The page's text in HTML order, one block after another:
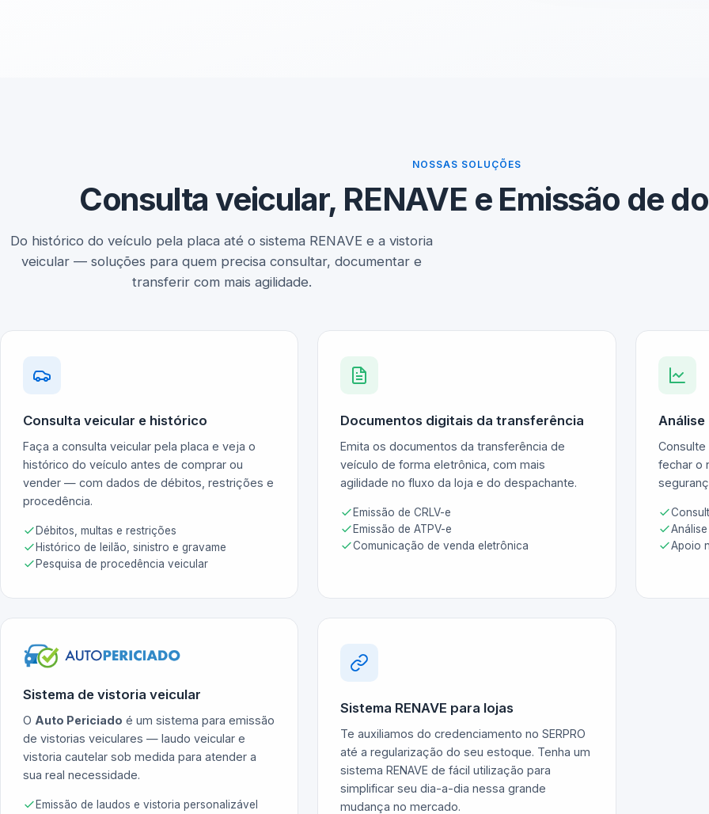
NOSSAS SOLUÇÕES
Consulta veicular, RENAVE e Emissão de
Do histórico do veículo pela placa até o sistema RENAVE e a vistoria
veicular — soluções para quem precisa consultar, documentar e
transferir com mais agilidade.
Consulta veicular e histórico
Faça a consulta veicular pela placa e veja o
histórico do veículo antes de comprar ou
vender — com dados de débitos, restrições e
procedência.
Débitos, multas e restrições
Histórico de leilão, sinistro e gravame
Pesquisa de procedência veicular
Documentos digitais da transferência
Emita os documentos da transferência de
veículo de forma eletrônica, com mais
agilidade no fluxo da loja e do despachante.
Emissão de CRLV-e
Emissão de ATPV-e
Comunicação de venda eletrônica
Consulte
fechar o
Apoio
Sistema de vistoria veicular
O Auto Periciado é um sistema para emissão
de vistorias veiculares — laudo veicular e
vistoria cautelar sob medida para atender a
sua real necessidade.
Emissão de laudos e vistoria personalizável
Sistema RENAVE para lojas
Te auxiliamos do credenciamento no SERPRO
até a regularização do seu estoque. Tenha um
sistema RENAVE de fácil utilização para
simplificar seu dia-a-dia nessa grande
mudança no mercado.